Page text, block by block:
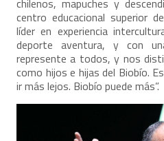
centro educacional superior
líder en experiencia
deporte aventura, y con
represente a todos, y nos
como hijos e hijas del Biobío.
ir más lejos. Biobío puede más”.